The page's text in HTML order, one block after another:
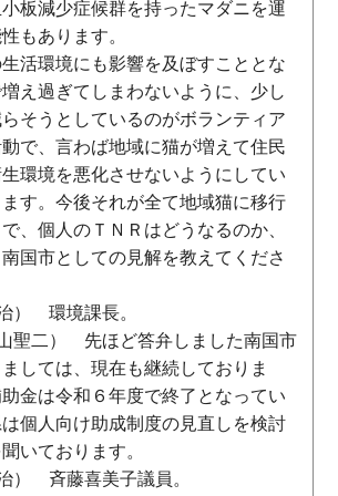
板減少症候群を持ったマダニを運
もあります。
活環境にも影響を及ぼすこととな
え過ぎてしまわないように、少し
そうとしているのがボランティア
で、言わば地域に猫が増えて住民
環境を悪化させないようにしてい
す。今後それが全て地域猫に移行
、個人のＴＮＲはどうなるのか、
国市としての見解を教えてくださ
） 環境課長。
聖二） 先ほど答弁しました南国市
しては、現在も継続しておりま
金は令和６年度で終了となってい
個人向け助成制度の見直しを検討
いております。
） 斉藤喜美子議員。